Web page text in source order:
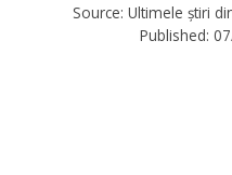
Source: Ultimele știri
Published: